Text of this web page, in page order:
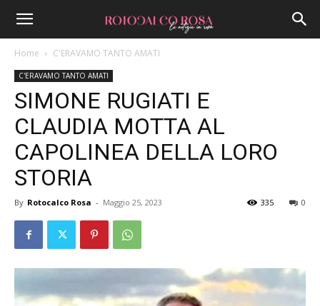
Home C'ERAVAMO TANTO AMATI
C'ERAVAMO TANTO AMATI
SIMONE RUGIATI E
CLAUDIA MOTTA AL
CAPOLINEA DELLA LORO
STORIA
By Rotocalco Rosa - Maggio 25, 2023 0
335